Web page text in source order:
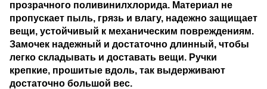
прозрачного поливинилхлорида. Материал не
пропускает пыль, грязь и влагу, надежно защищает
вещи, устойчивый к механическим повреждениям.
Замочек надежный и достаточно длинный, чтобы
легко складывать и доставать вещи. Ручки
крепкие, прошитые вдоль, так выдерживают
достаточно большой вес.